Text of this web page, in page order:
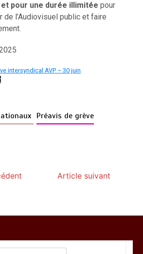
et pour une durée illimitée pour
de l’Audiovisuel public et faire
intersyndical AVP – 30 juin
Préavis de grève
Article suivant